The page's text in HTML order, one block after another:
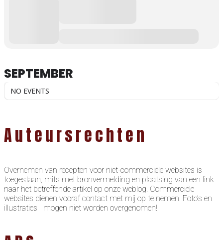
SEPTEMBER
NO EVENTS
Auteursrechten
Overnemen van recepten voor niet-commerciële websites is
toegestaan, mits met bronvermelding en plaatsing van een link
naar het betreffende artikel op onze weblog. Commerciële
websites dienen vooraf contact met mij op te nemen. Foto’s en
illustraties mogen niet worden overgenomen!